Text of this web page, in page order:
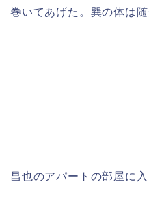
巻いてあげた。巽の体は随
昌也のアパートの部屋に入